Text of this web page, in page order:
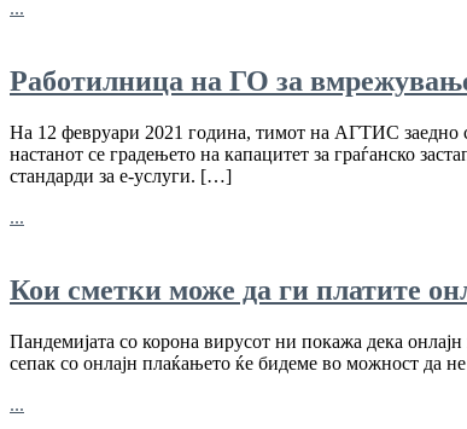
...
Работилница на ГО за
На 12 февруари 2021 година, тимот на АГТИС заедно
настанот се градењето на капацитет за граѓанско
стандарди за е-услуги. […]
...
Кои сметки може да ги платите
Пандемијата со корона вирусот ни покажа дека
сепак со онлајн плаќањето ќе бидеме во можност да
...